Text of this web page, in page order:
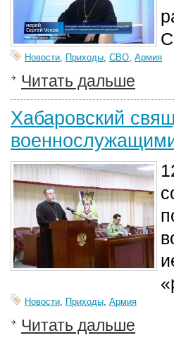
Новости, Приходы, СВО, Армия
Читать дальше
Хабаровский
Новости, Приходы, Армия
Читать дальше